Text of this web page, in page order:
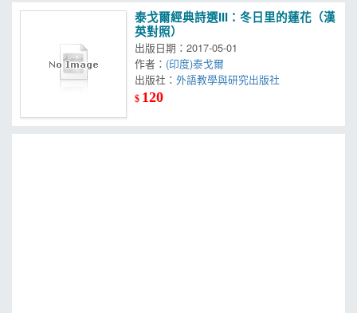
泰戈爾經典詩選III：冬日里的蓮花（漢
英對照）
出版日期：2017-05-01
作者： (印度)泰戈爾
出版社：外語教學與研究出版社
$ 120